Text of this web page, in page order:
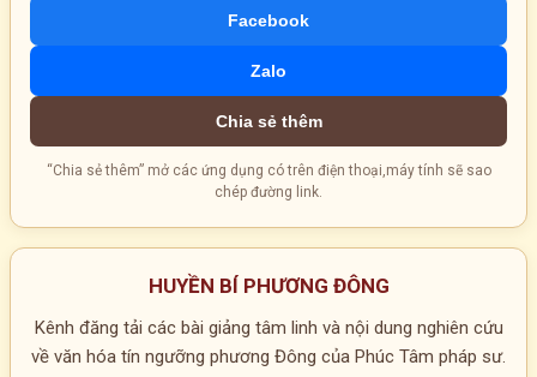
Facebook
Zalo
Chia sẻ thêm
“Chia sẻ thêm” mở các ứng dụng có trên điện thoại,máy tính sẽ sao
chép đường link.
HUYỀN BÍ PHƯƠNG ĐÔNG
Kênh đăng tải các bài giảng tâm linh và nội dung nghiên cứu
về văn hóa tín ngưỡng phương Đông của Phúc Tâm pháp sư.